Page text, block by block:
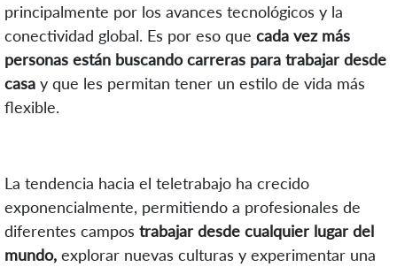
principalmente por los avances tecnológicos y la
conectividad global. Es por eso que cada vez más
personas están buscando carreras para trabajar desde
casa y que les permitan tener un estilo de vida más
flexible.
La tendencia hacia el teletrabajo ha crecido
exponencialmente, permitiendo a profesionales de
diferentes campos trabajar desde cualquier lugar del
mundo, explorar nuevas culturas y experimentar una